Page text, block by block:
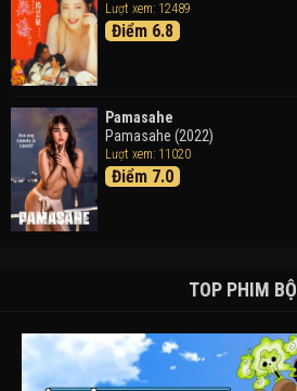
Lượt xem: 12489
Điểm 6.8
Pamasahe
Pamasahe (2022)
Lượt xem: 11020
Điểm 7.0
TOP PHIM BỘ